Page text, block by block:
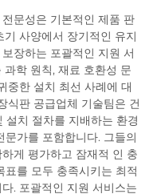
문성은 기본적인 제품 판
사양에서 장기적인 유지
장하는 포괄적인 지원 서
학 원칙, 재료 호환성 문
중한 설치 최선 사례에 대
식판 공급업체 기술팀은 건
설치 절차를 지배하는 환경
가를 포함합니다. 그들의
게 평가하고 잠재적 인 충
를 모두 충족시키는 최적
. 포괄적인 지원 서비스는